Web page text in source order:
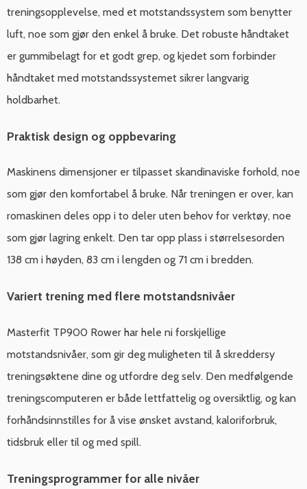
treningsopplevelse, med et motstandssystem som benytter
luft, noe som gjør den enkel å bruke. Det robuste håndtaket
er gummibelagt for et godt grep, og kjedet som forbinder
håndtaket med motstandssystemet sikrer langvarig
holdbarhet.
Praktisk design og oppbevaring
Maskinens dimensjoner er tilpasset skandinaviske forhold, noe
som gjør den komfortabel å bruke. Når treningen er over, kan
romaskinen deles opp i to deler uten behov for verktøy, noe
som gjør lagring enkelt. Den tar opp plass i størrelsesorden
138 cm i høyden, 83 cm i lengden og 71 cm i bredden.
Variert trening med flere motstandsnivåer
Masterfit TP900 Rower har hele ni forskjellige
motstandsnivåer, som gir deg muligheten til å skreddersy
treningsøktene dine og utfordre deg selv. Den medfølgende
treningscomputeren er både lettfattelig og oversiktlig, og kan
forhåndsinnstilles for å vise ønsket avstand, kaloriforbruk,
tidsbruk eller til og med spill.
Treningsprogrammer for alle nivåer